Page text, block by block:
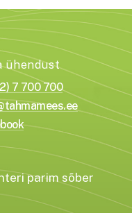
ühendust
7 700 700
parim sõber